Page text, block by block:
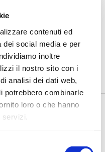
contenuti ed
dei social media e per
inoltre
il nostro sito con i
analisi dei dati web,
potrebbero combinarle
loro o che hanno
“La GenAI
valorizza il
-Rendere i controlli di
e capaci di le...